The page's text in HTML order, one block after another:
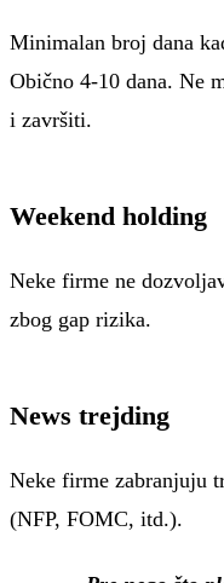
Minimalan broj dana
Obično 4-10 dana. Ne
i završiti.
Weekend holding
Neke firme ne
zbog gap rizika.
News trejding
Neke firme zabranjuju
(NFP, FOMC, itd.).